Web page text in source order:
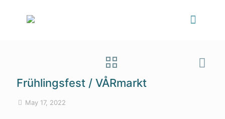
Frühlingsfest / VÅRmarkt
May 17, 2022